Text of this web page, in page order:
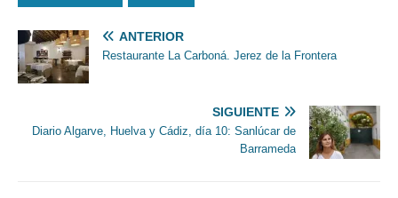
ANTERIOR
Restaurante La Carboná. Jerez de la Frontera
SIGUIENTE
Diario Algarve, Huelva y Cádiz, día 10: Sanlúcar de
Barrameda